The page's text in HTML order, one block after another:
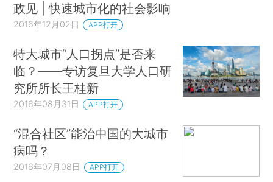
政见 | 快速城市化的社会影响
2016年12月02日 APP打开
特大城市“人口拐点”是否来
临？——专访复旦大学人口研
究所所长王桂新
2016年08月31日 APP打开
“混合社区”能治中国的大城市
病吗？
2016年07月08日 APP打开